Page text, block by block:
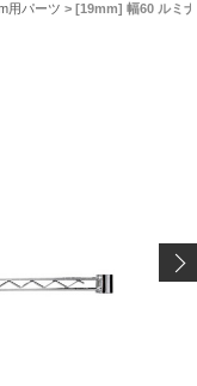
用パーツ > [19mm] 幅60 ルミ